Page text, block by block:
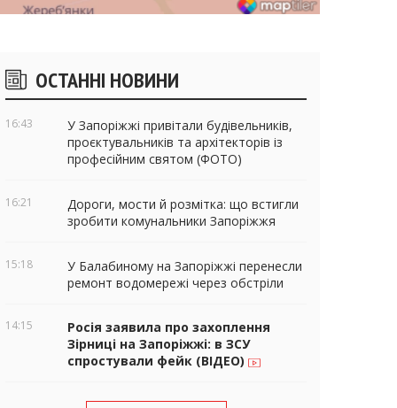
Бічні
віджети
ОСТАННІ НОВИНИ
16:43
У Запоріжжі привітали будівельників,
проєктувальників та архітекторів із
професійним святом (ФОТО)
16:21
Дороги, мости й розмітка: що встигли
зробити комунальники Запоріжжя
15:18
У Балабиному на Запоріжжі перенесли
ремонт водомережі через обстріли
14:15
Росія заявила про захоплення
Зірниці на Запоріжжі: в ЗСУ
спростували фейк (ВІДЕО)